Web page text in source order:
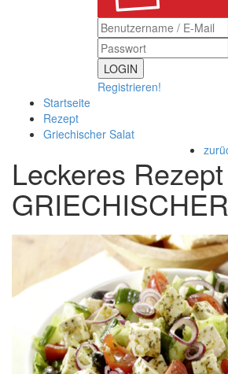
LOGIN
Registrieren!
Startseite
Rezept
Griechischer Salat
Leckeres